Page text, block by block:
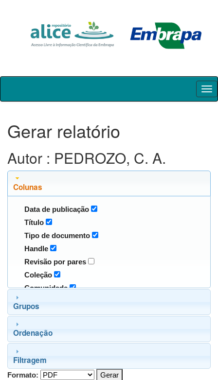
Skip
Gerar relatório
Autor : PEDROZO, C. A.
Colunas
Data de publicação
Título
Tipo de documento
Handle
Revisão por pares
Coleção
Comunidade
Grupos
Ordenação
Filtragem
Formato: